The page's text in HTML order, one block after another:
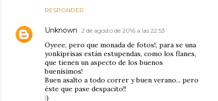
RESPONDER
Unknown 2 de agosto de 2016 a las 22:53
Oyeee, pero que monada de fotos!, para se una
yonkiprisas están estupendas, como los flanes,
que tienen un aspecto de los buenos
buenísimos!
Buen asalto a todo correr y buen verano... pero
éste que pase despacito!!
:)